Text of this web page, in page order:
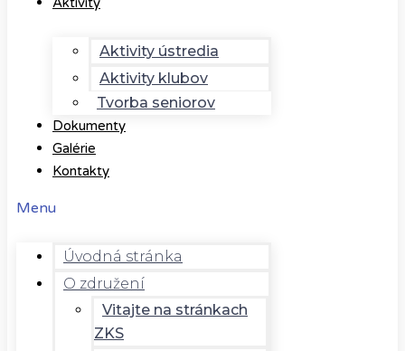
Aktivity ústredia
Aktivity klubov
Tvorba seniorov
Dokumenty
Galérie
Kontakty
Menu
Úvodná stránka
O združení
Vitajte na stránkach
ZKS